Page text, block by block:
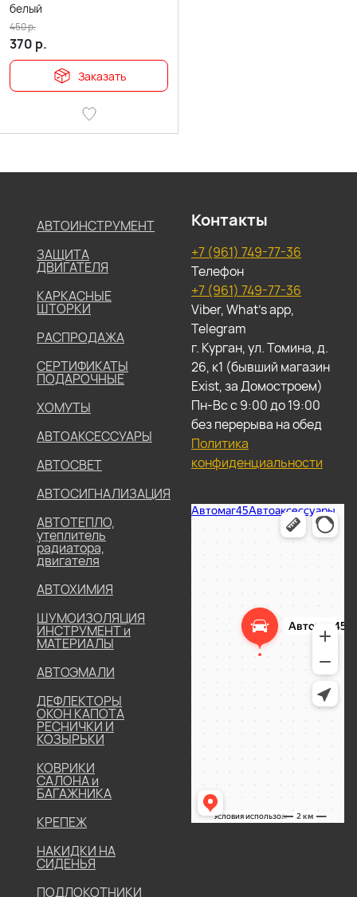
белый
370 р.
450р.
Заказать
АВТОИНСТРУМЕНТ
ЗАЩИТА
ДВИГАТЕЛЯ
КАРКАСНЫЕ
ШТОРКИ
РАСПРОДАЖА
СЕРТИФИКАТЫ
ПОДАРОЧНЫЕ
ХОМУТЫ
АВТОАКСЕССУАРЫ
АВТОСВЕТ
АВТОСИГНАЛИЗАЦИЯ
АВТОТЕПЛО,
утеплитель
радиатора,
двигателя
АВТОХИМИЯ
ШУМОИЗОЛЯЦИЯ
ИНСТРУМЕНТ и
МАТЕРИАЛЫ
АВТОЭМАЛИ
ДЕФЛЕКТОРЫ
ОКОН КАПОТА
РЕСНИЧКИ И
КОЗЫРЬКИ
КОВРИКИ
САЛОНА и
БАГАЖНИКА
КРЕПЕЖ
НАКИДКИ НА
СИДЕНЬЯ
ПОДЛОКОТНИКИ
Контакты
+7 (961) 749-77-36
Телефон
+7 (961) 749-77-36
Viber, What's app,
Telegram
г. Курган, ул. Томина, д.
26, к1 (бывший магазин
Exist, за Домостроем)
Пн-Вс с 9:00 до 19:00
без перерыва на обед
Политика
конфиденциальности